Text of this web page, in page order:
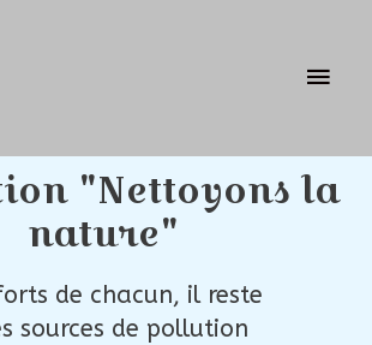
"Nettoyons la
nature"
de chacun, il reste
sources de pollution